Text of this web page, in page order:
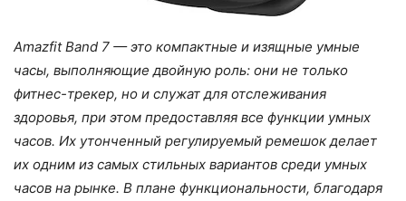
Amazfit Band 7 — это компактные и изящные умные
часы, выполняющие двойную роль: они не только
фитнес-трекер, но и служат для отслеживания
здоровья, при этом предоставляя все функции умных
часов. Их утонченный регулируемый ремешок делает
их одним из самых стильных вариантов среди умных
часов на рынке. В плане функциональности, благодаря